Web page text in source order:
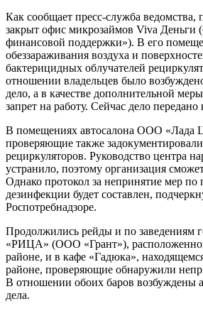
Как сообщает пресс-служба ведомства,
закрыт офис микрозаймов Viva
финансовой поддержки»). В его
обеззараживания воздуха и
бактерицидных облучателей
отношении владельцев было
дело, а в качестве дополнительной
запрет на работу. Сейчас дело передано
В помещениях автосалона ООО «Лада
проверяющие также
рециркуляторов. Руководство центра
устранило, поэтому организация
Однако протокол за непринятие мер по
дезинфекции будет составлен,
Роспотребнадзоре.
Продолжились рейды и по заведениям
«РИЦА» (ООО «Грант»),
районе, и в кафе «Гадюка»,
районе, проверяющие обнаружили
В отношении обоих баров возбуждены
дела.